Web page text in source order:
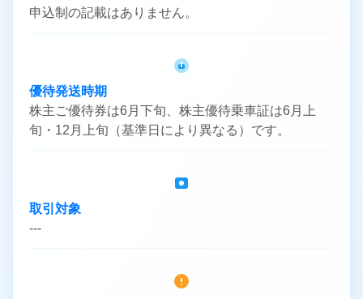
申込制の記載はありません。
優待発送時期
株主ご優待券は6月下旬、株主優待乗車証は6月上
旬・12月上旬（基準日により異なる）です。
取引対象
---